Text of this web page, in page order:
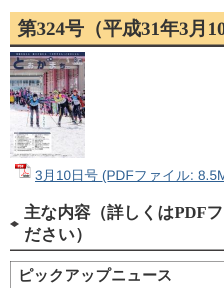
第324号（平成31年3月
3月10日号 (PDFファイル:
主な内容（詳しくはPDF
ださい）
ピックアップニュース